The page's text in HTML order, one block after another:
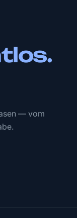
— vom